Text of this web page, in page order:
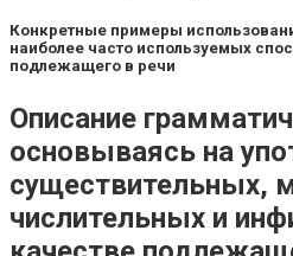
Конкретные примеры
наиболее часто используемых
подлежащего в речи
Описание
основываясь на
существительных,
числительных и